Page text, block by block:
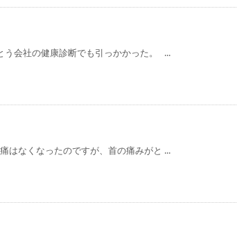
う会社の健康診断でも引っかかった。 ...
はなくなったのですが、首の痛みがと ...